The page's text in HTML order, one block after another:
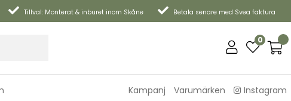
Tillval: Monterat & inburet inom Skåne Betala senare med Svea faktura
0
Kampanj Varumärken Instagram